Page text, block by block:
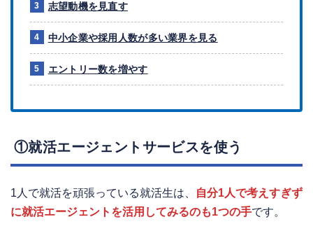
志望動機を見直す
中小企業や採用人数が多い業界を見る
エントリー数を増やす
①就活エージェントサービスを使う
1人で就活を頑張っている就活生は、
自分1人で考えすぎず
に就活エージェントを活用してみるのも1つの手です。